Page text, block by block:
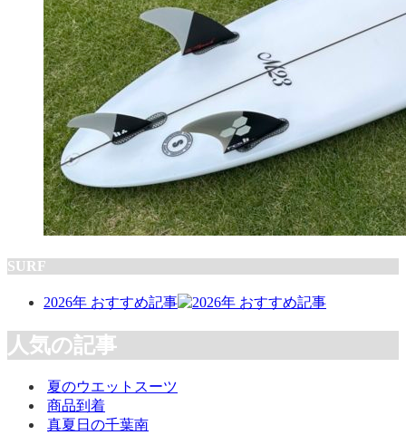
SURF
2026年 おすすめ記事
人気の記事
夏のウエットスーツ
商品到着
真夏日の千葉南